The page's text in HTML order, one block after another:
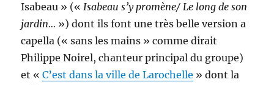
Isabeau » («Isabeau s’y promène/ Le long de son
jardin… ») dont ils font une très belle version a
capella (« sans les mains » comme dirait
Philippe Noirel, chanteur principal du groupe)
et «C’est dans la ville de Larochelle » dont la